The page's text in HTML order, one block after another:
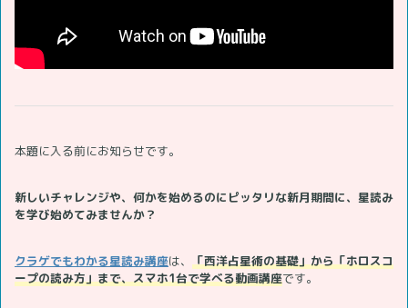
本題に入る前にお知らせです。
新しいチャレンジや、何かを始めるのにピッタリな新月期間に、星読み
を学び始めてみませんか？
クラゲでもわかる星読み講座は、 「西洋占星術の基礎」から「ホロスコ
ープの読み方」まで、スマホ1台で学べる動画講座です。